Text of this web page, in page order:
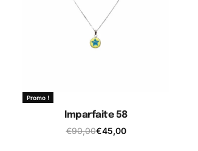
Promo !
Imparfaite 58
€90,00€45,00